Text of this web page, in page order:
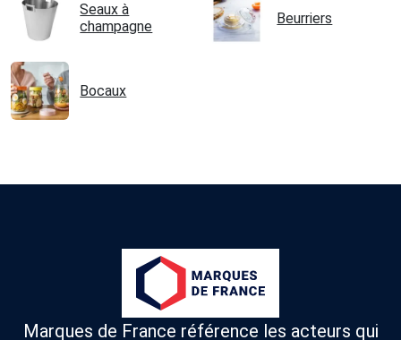
Seaux à
champagne
Beurriers
Bocaux
Marques de France référence les acteurs qui